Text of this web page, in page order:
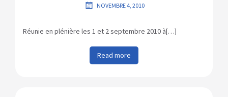
NOVEMBRE 4, 2010
Réunie en plénière les 1 et 2 septembre 2010 à[…]
Read more